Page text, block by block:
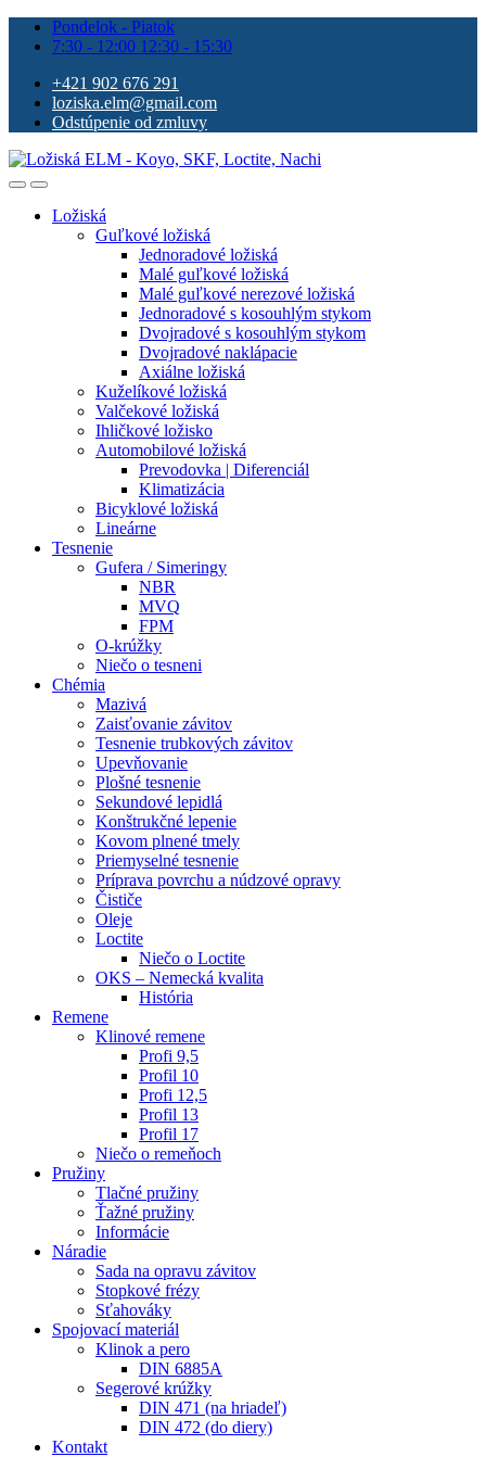
Pondelok - Piatok
7:30 - 12:00 12:30 - 15:30
+421 902 676 291
loziska.elm@gmail.com
Odstúpenie od zmluvy
Ložiská
Guľkové ložiská
Jednoradové ložiská
Malé guľkové ložiská
Malé guľkové nerezové ložiská
Jednoradové s kosouhlým stykom
Dvojradové s kosouhlým stykom
Dvojradové naklápacie
Axiálne ložiská
Kuželíkové ložiská
Valčekové ložiská
Ihličkové ložisko
Automobilové ložiská
Prevodovka | Diferenciál
Klimatizácia
Bicyklové ložiská
Lineárne
Tesnenie
Gufera / Simeringy
NBR
MVQ
FPM
O-krúžky
Niečo o tesneni
Chémia
Mazivá
Zaisťovanie závitov
Tesnenie trubkových závitov
Upevňovanie
Plošné tesnenie
Sekundové lepidlá
Konštrukčné lepenie
Kovom plnené tmely
Priemyselné tesnenie
Príprava povrchu a núdzové opravy
Čističe
Oleje
Loctite
Niečo o Loctite
OKS – Nemecká kvalita
História
Remene
Klinové remene
Profi 9,5
Profil 10
Profi 12,5
Profil 13
Profil 17
Niečo o remeňoch
Pružiny
Tlačné pružiny
Ťažné pružiny
Informácie
Náradie
Sada na opravu závitov
Stopkové frézy
Sťahováky
Spojovací materiál
Klinok a pero
DIN 6885A
Segerové krúžky
DIN 471 (na hriadeľ)
DIN 472 (do diery)
Kontakt